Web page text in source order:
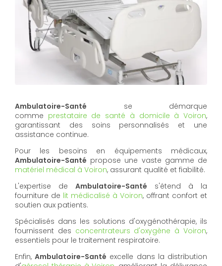
Ambulatoire-Santé se démarque
comme prestataire de santé à domicile à Voiron,
garantissant des soins personnalisés et une
assistance continue.
Pour les besoins en équipements médicaux,
Ambulatoire-Santé propose une vaste gamme de
matériel médical à Voiron, assurant qualité et fiabilité.
L'expertise de Ambulatoire-Santé s'étend à la
fourniture de lit médicalisé à Voiron, offrant confort et
soutien aux patients.
Spécialisés dans les solutions d'oxygénothérapie, ils
fournissent des concentrateurs d'oxygène à Voiron,
essentiels pour le traitement respiratoire.
Enfin,Ambulatoire-Santé excelle dans la distribution